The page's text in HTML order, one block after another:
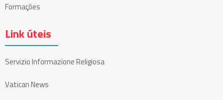
Formações
Link úteis
Servizio Informazione Religiosa
Vatican News